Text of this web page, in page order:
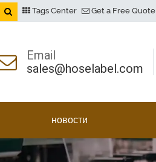
Tags Center Get a Free Quote
Email
sales@hoselabel.com
новости